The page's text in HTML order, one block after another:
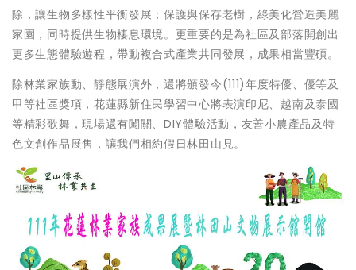
除，讓生物多樣性平衡發展；保護與保存老樹，綠美化營造美麗
家園，同時提供生物棲息環境。更重要的是為社區及部落開創出
更多生態體驗遊程，帶動複合式產業共同發展，成果相當豐碩。
除林業家族動、靜態展演外，還將頒發今(111)年度特優、優等及
甲等社區獎項，花蓮縣新住民學習中心將表演印尼、越南及泰國
等精彩歌舞，現場還有闖關、DIY體驗活動，友善小農產品及特
色文創作品展售，讓我們相約假日林田山見。